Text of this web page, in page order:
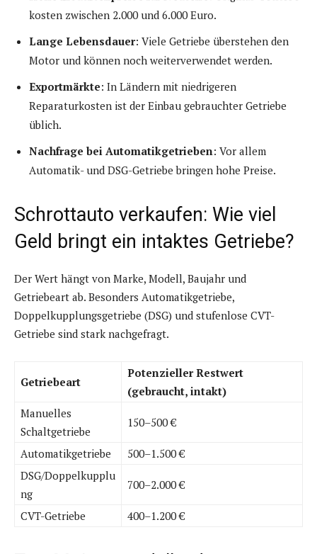
kosten zwischen 2.000 und 6.000 Euro.
Lange Lebensdauer: Viele Getriebe überstehen den
Motor und können noch weiterverwendet werden.
Exportmärkte: In Ländern mit niedrigeren
Reparaturkosten ist der Einbau gebrauchter Getriebe
üblich.
Nachfrage bei Automatikgetrieben: Vor allem
Automatik- und DSG-Getriebe bringen hohe Preise.
Schrottauto verkaufen: Wie viel
Geld bringt ein intaktes Getriebe?
Der Wert hängt von Marke, Modell, Baujahr und
Getriebeart ab. Besonders Automatikgetriebe,
Doppelkupplungsgetriebe (DSG) und stufenlose CVT-
Getriebe sind stark nachgefragt.
Getriebeart
Potenzieller Restwert
(gebraucht, intakt)
Manuelles
Schaltgetriebe
150–500 €
Automatikgetriebe
500–1.500 €
DSG/Doppelkupplu
ng
700–2.000 €
CVT-Getriebe 400–1.200 €